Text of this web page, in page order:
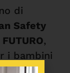
di
Safety
,
i bambini